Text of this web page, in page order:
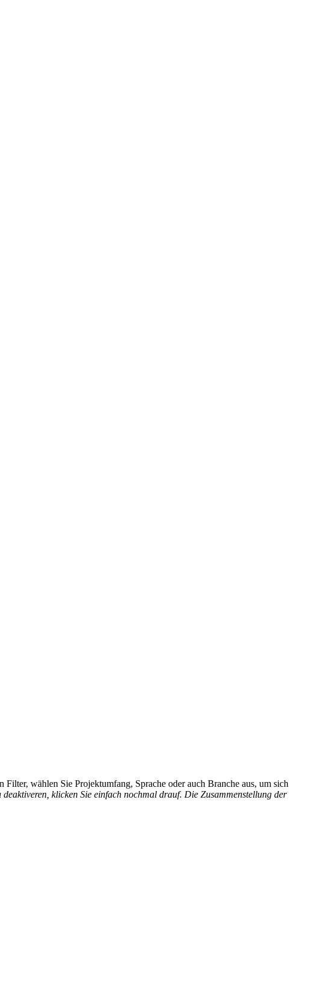
wählen Sie Projektumfang, Sprache oder auch Branche aus, um sich
klicken Sie einfach nochmal drauf. Die Zusammenstellung der